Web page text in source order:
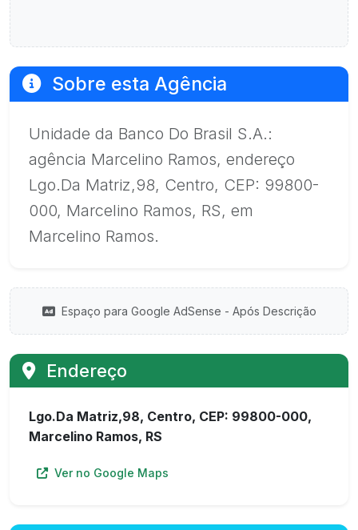
Sobre esta Agência
Unidade da Banco Do Brasil S.A.:
agência Marcelino Ramos, endereço
Lgo.Da Matriz,98, Centro, CEP: 99800-
000, Marcelino Ramos, RS, em
Marcelino Ramos.
Espaço para Google AdSense - Após Descrição
Endereço
Lgo.Da Matriz,98, Centro, CEP: 99800-000,
Marcelino Ramos, RS
Ver no Google Maps